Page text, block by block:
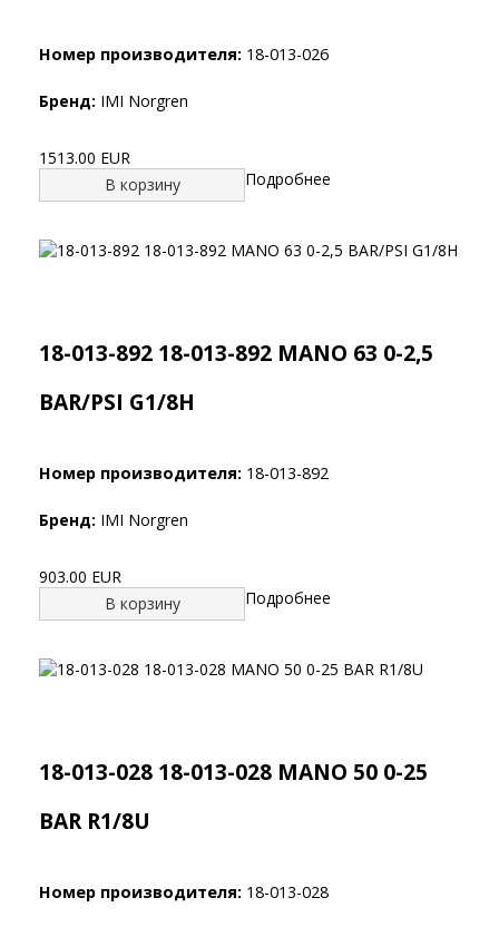
Номер производителя: 18-013-026
Бренд: IMI Norgren
1513.00 EUR
В корзину
Подробнее
18-013-892 18-013-892 MANO 63 0-2,5
BAR/PSI G1/8H
Номер производителя: 18-013-892
Бренд: IMI Norgren
903.00 EUR
В корзину
Подробнее
18-013-028 18-013-028 MANO 50 0-25
BAR R1/8U
Номер производителя: 18-013-028